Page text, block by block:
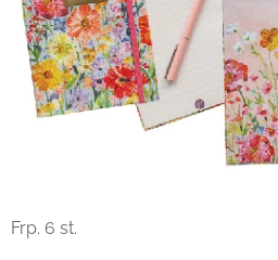
Frp. 6 st.